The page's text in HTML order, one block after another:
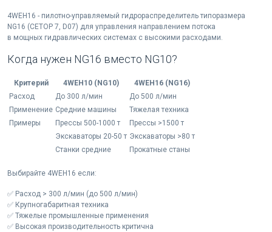
4WEH16 - пилотно-управляемый гидрораспределитель типоразмера
NG16 (CETOP 7, D07) для управления направлением потока
в мощных гидравлических системах с высокими расходами.
Когда нужен NG16 вместо NG10?
Критерий 4WEH10 (NG10)
4WEH16 (NG16)
Расход
До 300 л/мин
До 500 л/мин
Применение Средние машины
Тяжелая техника
Примеры
Прессы 500-1000 т
Прессы >1500 т
Экскаваторы 20-50 т Экскаваторы >80 т
Станки средние
Прокатные станы
Выбирайте 4WEH16 если:
✅ Расход > 300 л/мин (до 500 л/мин)
✅ Крупногабаритная техника
✅ Тяжелые промышленные применения
✅ Высокая производительность критична